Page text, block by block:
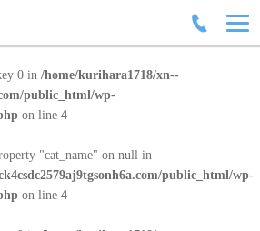
0 in /home/kurihara1718/xn--
public_html/wp-
on line 4
"cat_name" on null in
public_html/wp-
on line 4